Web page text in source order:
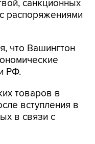
санкционных
распоряжениями
что Вашингтон
РФ.
товаров в
вступления в
в связи с